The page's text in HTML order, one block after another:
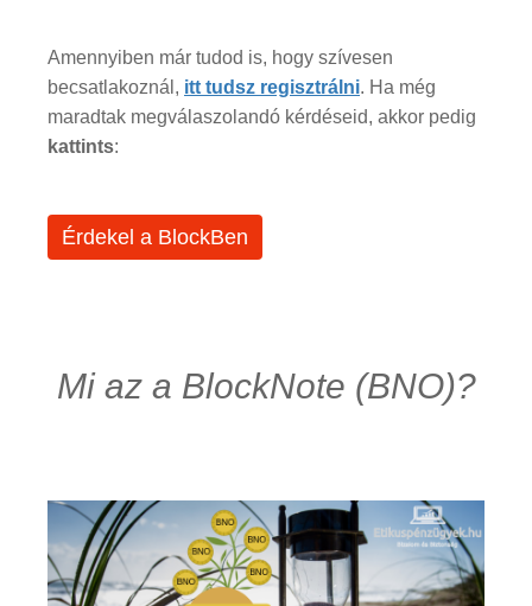
Amennyiben már tudod is, hogy szívesen
becsatlakoznál, itt tudsz regisztrálni. Ha még
maradtak megválaszolandó kérdéseid, akkor pedig
kattints:
Érdekel a BlockBen
Mi az a BlockNote (BNO)?